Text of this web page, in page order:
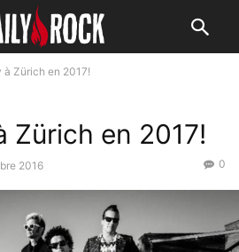
à Zürich en 2017!
Zürich en 2017!
2016 0